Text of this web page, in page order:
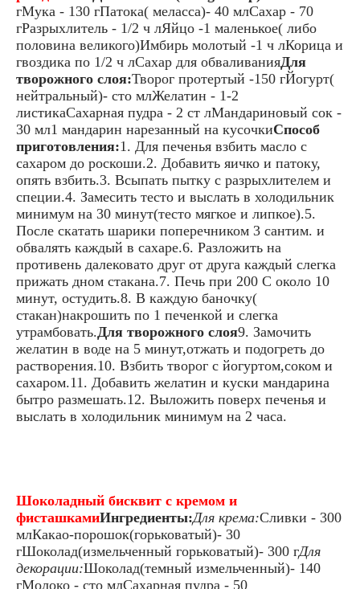
гМука - 130 гПатока( меласса)- 40 млСахар - 70
гРазрыхлитель - 1/2 ч лЯйцо -1 маленькое( либо
половина великого)Имбирь молотый -1 ч лКорица и
гвоздика по 1/2 ч лСахар для обваливанияДля
творожного слоя:Творог протертый -150 гЙогурт(
нейтральный)- сто млЖелатин - 1-2
листикаСахарная пудра - 2 ст лМандариновый сок -
30 мл1 мандарин нарезанный на кусочкиСпособ
приготовления:1. Для печенья взбить масло с
сахаром до роскоши.2. Добавить яичко и патоку,
опять взбить.3. Всыпать пытку с разрыхлителем и
специи.4. Замесить тесто и выслать в холодильник
минимум на 30 минут(тесто мягкое и липкое).5.
После скатать шарики поперечником 3 сантим. и
обвалять каждый в сахаре.6. Разложить на
противень далековато друг от друга каждый слегка
прижать дном стакана.7. Печь при 200 С около 10
минут, остудить.8. В каждую баночку(
стакан)накрошить по 1 печенкой и слегка
утрамбовать.Для творожного слоя9. Замочить
желатин в воде на 5 минут,отжать и подогреть до
растворения.10. Взбить творог с йогуртом,соком и
сахаром.11. Добавить желатин и куски мандарина
бытро размешать.12. Выложить поверх печенья и
выслать в холодильник минимум на 2 часа.
Шоколадный бисквит с кремом и
фисташкамиИнгредиенты:Для крема:Сливки - 300
млКакао-порошок(горьковатый)- 30
гШоколад(измельченный горьковатый)- 300 гДля
декорации:Шоколад(темный измельченный)- 140
гМолоко - сто млСахарная пудра - 50